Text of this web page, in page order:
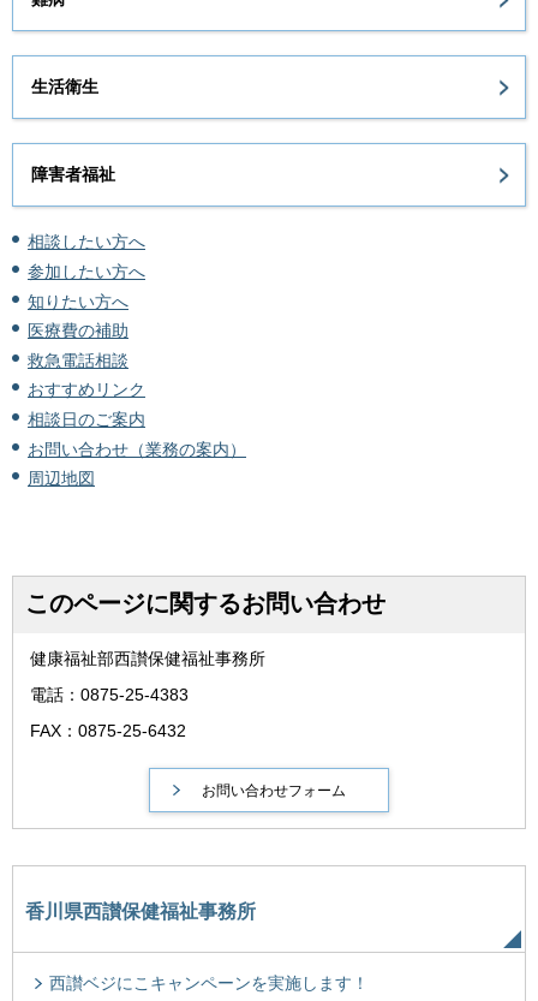
生活衛生
障害者福祉
相談したい方へ
参加したい方へ
知りたい方へ
医療費の補助
救急電話相談
おすすめリンク
相談日のご案内
お問い合わせ（業務の案内）
周辺地図
このページに関するお問い合わせ
健康福祉部西讃保健福祉事務所
電話：0875-25-4383
FAX：0875-25-6432
香川県西讃保健福祉事務所
西讃ベジにこキャンペーンを実施します！